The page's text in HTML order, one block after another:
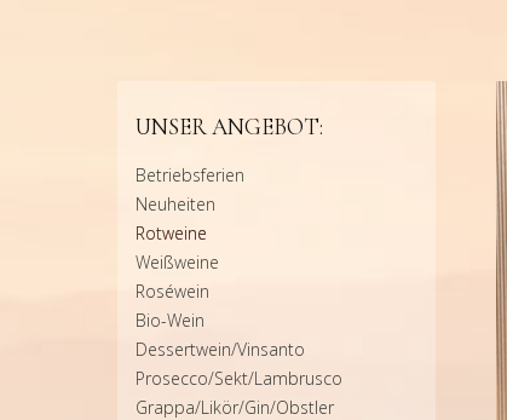
UNSER ANGEBOT:
Betriebsferien
Neuheiten
Rotweine
Weißweine
Roséwein
Bio-Wein
Dessertwein/Vinsanto
Prosecco/Sekt/Lambrusco
Grappa/Likör/Gin/Obstler